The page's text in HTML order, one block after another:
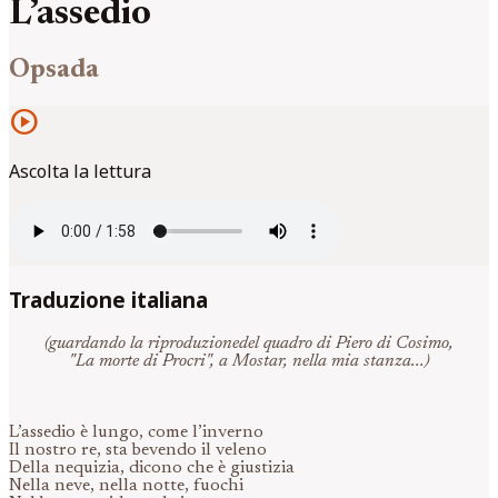
L’assedio
Opsada
play_circle
Ascolta la lettura
Traduzione italiana
(guardando la riproduzionedel quadro di Piero di Cosimo,
"La morte di Procri", a Mostar, nella mia stanza...)
L’assedio è lungo, come l’inverno
Il nostro re, sta bevendo il veleno
Della nequizia, dicono che è giustizia
Nella neve, nella notte, fuochi